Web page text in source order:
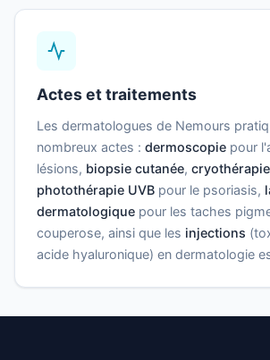
Actes et traitements
Les dermatologues de Nemours
nombreux actes : dermoscopie pour
lésions, biopsie cutanée, cryothérapie
photothérapie UVB pour le psoriasis,
dermatologique pour les taches
couperose, ainsi que les injections
acide hyaluronique) en dermatologie